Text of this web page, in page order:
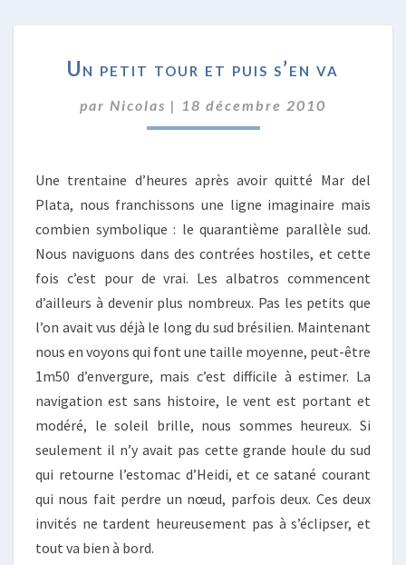
PETIT
ET
PUIS
VA
Un petit tour et puis s’en va
par Nicolas | 18 décembre 2010
Une trentaine d’heures après avoir quitté Mar del
Plata, nous franchissons une ligne imaginaire mais
combien symbolique : le quarantième parallèle sud.
Nous naviguons dans des contrées hostiles, et cette
fois c’est pour de vrai. Les albatros commencent
d’ailleurs à devenir plus nombreux. Pas les petits que
l’on avait vus déjà le long du sud brésilien. Maintenant
nous en voyons qui font une taille moyenne, peut-être
1m50 d’envergure, mais c’est difficile à estimer. La
navigation est sans histoire, le vent est portant et
modéré, le soleil brille, nous sommes heureux. Si
seulement il n’y avait pas cette grande houle du sud
qui retourne l’estomac d’Heidi, et ce satané courant
qui nous fait perdre un nœud, parfois deux. Ces deux
invités ne tardent heureusement pas à s’éclipser, et
tout va bien à bord.